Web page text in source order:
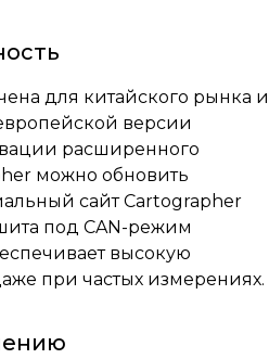
для китайского рынка и
версии
расширенного
можно обновить
сайтCartographer
под CAN-режим
высокую
при частых измерениях.